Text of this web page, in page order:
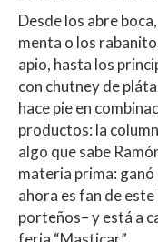
Desde los abre
menta o los
apio, hasta los
con chutney de
hace pie en
productos: la
algo que sabe
materia prima: ganó
ahora es fan de
porteños– y está a